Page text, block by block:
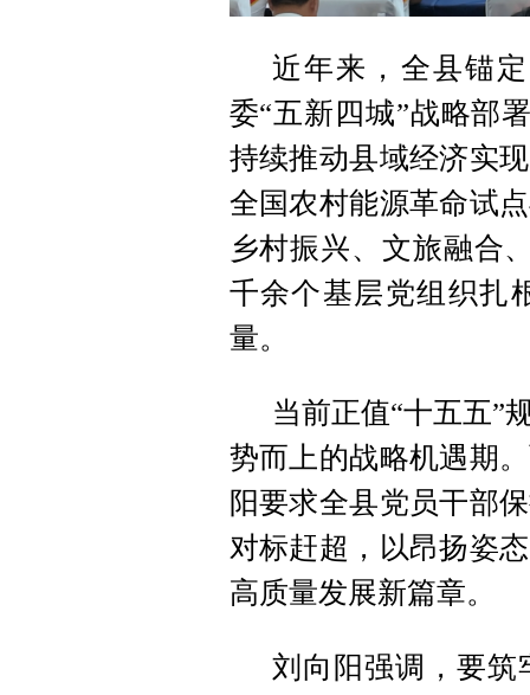
近年来，全县锚
委“五新四城”战略部
持续推动县域经济实
全国农村能源革命试
乡村振兴、文旅融合
千余个基层党组织扎
量。
当前正值“十五五”
势而上的战略机遇期
阳要求全县党员干部
对标赶超，以昂扬姿
高质量发展新篇章。
刘向阳强调，要筑